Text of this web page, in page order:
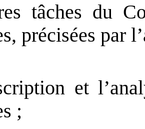
tâches du
précisées par
et
;